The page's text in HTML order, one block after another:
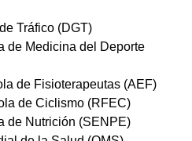
Tráfico (DGT)
de Medicina del Deporte
de Fisioterapeutas (AEF)
de Ciclismo (RFEC)
de Nutrición (SENPE)